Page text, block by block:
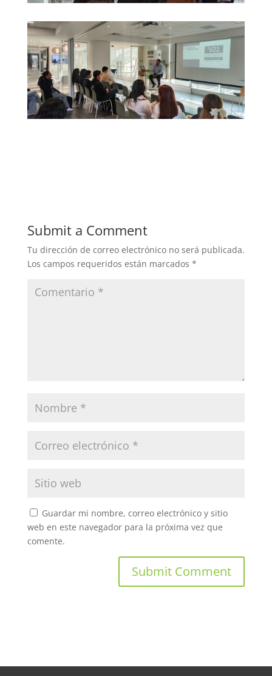
Submit a Comment
Tu dirección de correo electrónico no será publicada.
Los campos requeridos están marcados *
Guardar mi nombre, correo electrónico y sitio
web en este navegador para la próxima vez que
comente.